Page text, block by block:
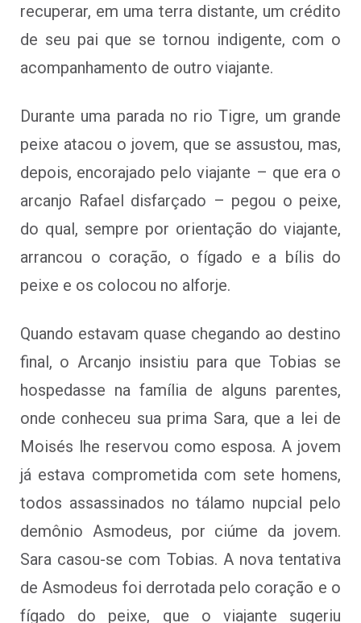
recuperar, em uma terra distante, um crédito
de seu pai que se tornou indigente, com o
acompanhamento de outro viajante.
Durante uma parada no rio Tigre, um grande
peixe atacou o jovem, que se assustou, mas,
depois, encorajado pelo viajante – que era o
arcanjo Rafael disfarçado – pegou o peixe,
do qual, sempre por orientação do viajante,
arrancou o coração, o fígado e a bílis do
peixe e os colocou no alforje.
Quando estavam quase chegando ao destino
final, o Arcanjo insistiu para que Tobias se
hospedasse na família de alguns parentes,
onde conheceu sua prima Sara, que a lei de
Moisés lhe reservou como esposa. A jovem
já estava comprometida com sete homens,
todos assassinados no tálamo nupcial pelo
demônio Asmodeus, por ciúme da jovem.
Sara casou-se com Tobias. A nova tentativa
de Asmodeus foi derrotada pelo coração e o
fígado do peixe, que o viajante sugeriu